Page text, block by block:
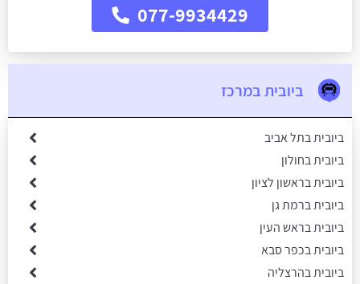
077-9934429
ביובית במרכז
ביובית בתל אביב
ביובית בחולון
ביובית בראשון לציון
ביובית ברמת גן
ביובית בראש העין
ביובית בכפר סבא
ביובית בהרצליה